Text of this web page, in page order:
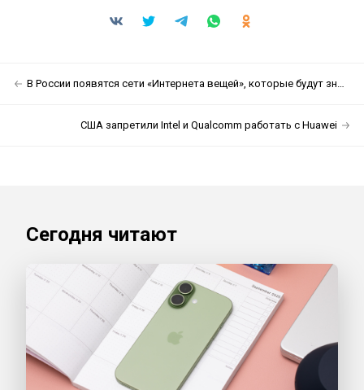
В России появятся сети «Интернета вещей», которые будут знать всё о ваших коммунальных счетах
США запретили Intel и Qualcomm работать с Huawei
Сегодня читают